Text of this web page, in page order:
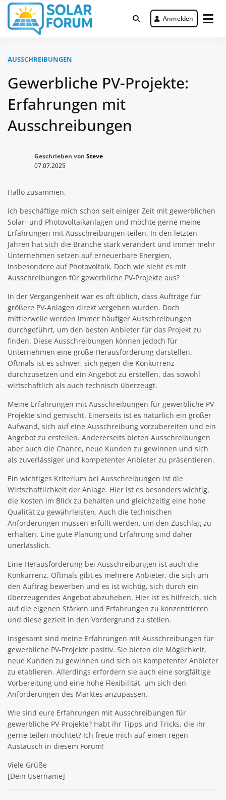
Zum
Inhalt
springen
Solar Forum
Deutschlandweit Nr. 1 Forum für
gewerbliche Solar Investments
Anmelden
AUSSCHREIBUNGEN
Gewerbliche PV-Projekte:
Erfahrungen mit
Ausschreibungen
Geschrieben von Steve
07.07.2025
Hallo zusammen,
ich beschäftige mich schon seit einiger Zeit mit gewerblichen
Solar- und Photovoltaikanlagen und möchte gerne meine
Erfahrungen mit Ausschreibungen teilen. In den letzten
Jahren hat sich die Branche stark verändert und immer mehr
Unternehmen setzen auf erneuerbare Energien,
insbesondere auf Photovoltaik. Doch wie sieht es mit
Ausschreibungen für gewerbliche PV-Projekte aus?
In der Vergangenheit war es oft üblich, dass Aufträge für
größere PV-Anlagen direkt vergeben wurden. Doch
mittlerweile werden immer häufiger Ausschreibungen
durchgeführt, um den besten Anbieter für das Projekt zu
finden. Diese Ausschreibungen können jedoch für
Unternehmen eine große Herausforderung darstellen.
Oftmals ist es schwer, sich gegen die Konkurrenz
durchzusetzen und ein Angebot zu erstellen, das sowohl
wirtschaftlich als auch technisch überzeugt.
Meine Erfahrungen mit Ausschreibungen für gewerbliche PV-
Projekte sind gemischt. Einerseits ist es natürlich ein großer
Aufwand, sich auf eine Ausschreibung vorzubereiten und ein
Angebot zu erstellen. Andererseits bieten Ausschreibungen
aber auch die Chance, neue Kunden zu gewinnen und sich
als zuverlässiger und kompetenter Anbieter zu präsentieren.
Ein wichtiges Kriterium bei Ausschreibungen ist die
Wirtschaftlichkeit der Anlage. Hier ist es besonders wichtig,
die Kosten im Blick zu behalten und gleichzeitig eine hohe
Qualität zu gewährleisten. Auch die technischen
Anforderungen müssen erfüllt werden, um den Zuschlag zu
erhalten. Eine gute Planung und Erfahrung sind daher
unerlässlich.
Eine Herausforderung bei Ausschreibungen ist auch die
Konkurrenz. Oftmals gibt es mehrere Anbieter, die sich um
den Auftrag bewerben und es ist wichtig, sich durch ein
überzeugendes Angebot abzuheben. Hier ist es hilfreich, sich
auf die eigenen Stärken und Erfahrungen zu konzentrieren
und diese gezielt in den Vordergrund zu stellen.
Insgesamt sind meine Erfahrungen mit Ausschreibungen für
gewerbliche PV-Projekte positiv. Sie bieten die Möglichkeit,
neue Kunden zu gewinnen und sich als kompetenter Anbieter
zu etablieren. Allerdings erfordern sie auch eine sorgfältige
Vorbereitung und eine hohe Flexibilität, um sich den
Anforderungen des Marktes anzupassen.
Wie sind eure Erfahrungen mit Ausschreibungen für
gewerbliche PV-Projekte? Habt ihr Tipps und Tricks, die ihr
gerne teilen möchtet? Ich freue mich auf einen regen
Austausch in diesem Forum!
Viele Grüße
[Dein Username]